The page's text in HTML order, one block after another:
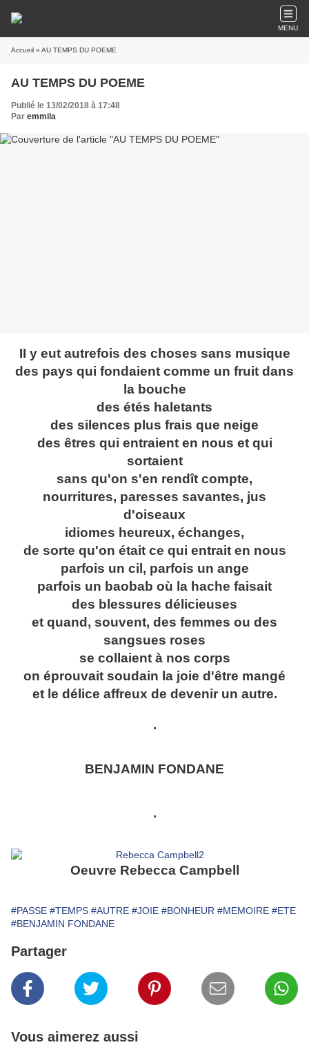
MENU
Accueil » AU TEMPS DU POEME
AU TEMPS DU POEME
Publié le 13/02/2018 à 17:48
Par emmila
II y eut autrefois des choses sans musique
des pays qui fondaient comme un fruit dans
la bouche
des étés haletants
des silences plus frais que neige
des êtres qui entraient en nous et qui
sortaient
sans qu'on s'en rendît compte,
nourritures, paresses savantes, jus
d'oiseaux
idiomes heureux, échanges,
de sorte qu'on était ce qui entrait en nous
parfois un cil, parfois un ange
parfois un baobab où la hache faisait
des blessures délicieuses
et quand, souvent, des femmes ou des
sangsues roses
se collaient à nos corps
on éprouvait soudain la joie d'être mangé
et le délice affreux de devenir un autre.
.
BENJAMIN FONDANE
.
Oeuvre Rebecca Campbell
#PASSE #TEMPS #AUTRE #JOIE #BONHEUR #MEMOIRE #ETE
#BENJAMIN FONDANE
Partager
Vous aimerez aussi